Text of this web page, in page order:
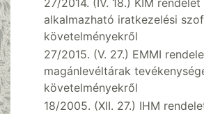
alkalmazható iratkezelési
követelményekről
27/2015. (V. 27.) EMMI
magánlevéltárak
követelményekről
18/2005. (XII. 27.) IHM